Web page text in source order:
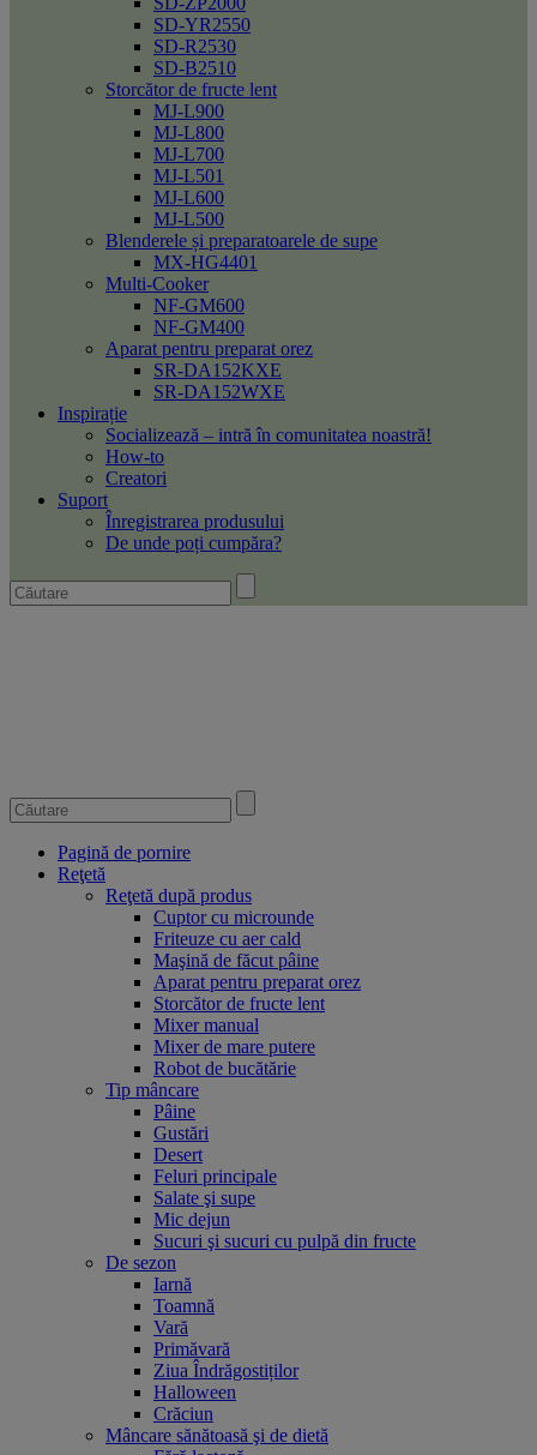
SD-YR2550
SD-R2530
SD-B2510
Storcător de fructe lent
MJ-L900
MJ-L800
MJ-L700
MJ-L501
MJ-L600
MJ-L500
Blenderele și preparatoarele de supe
MX-HG4401
Multi-Cooker
NF-GM600
NF-GM400
Aparat pentru preparat orez
SR-DA152KXE
SR-DA152WXE
Inspirație
Socializează – intră în comunitatea noastră!
How-to
Creatori
Suport
Înregistrarea produsului
De unde poți cumpăra?
Pagină de pornire
Reţetă
Reţetă după produs
Cuptor cu microunde
Friteuze cu aer cald
Maşină de făcut pâine
Aparat pentru preparat orez
Storcător de fructe lent
Mixer manual
Mixer de mare putere
Robot de bucătărie
Tip mâncare
Pâine
Gustări
Desert
Feluri principale
Salate şi supe
Mic dejun
Sucuri şi sucuri cu pulpă din fructe
De sezon
Iarnă
Toamnă
Vară
Primăvară
Ziua Îndrăgostiților
Halloween
Crăciun
Mâncare sănătoasă şi de dietă